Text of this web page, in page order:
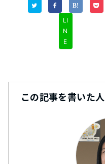
LI
N
E
この記事を書いた人